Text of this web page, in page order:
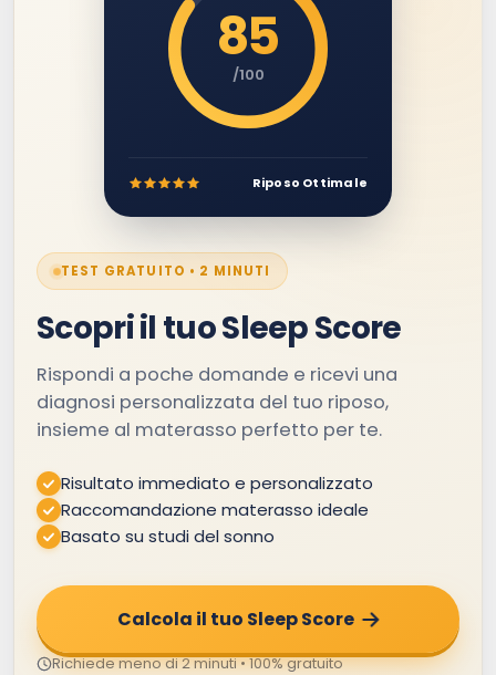
TEST GRATUITO • 2 MINUTI
Scopri il tuo Sleep Score
Rispondi a poche domande e ricevi una
diagnosi personalizzata del tuo riposo,
insieme al materasso perfetto per te.
Risultato immediato e personalizzato
Raccomandazione materasso ideale
Basato su studi del sonno
Calcola il tuo Sleep Score
Richiede meno di 2 minuti • 100% gratuito
85
/100
Riposo Ottimale